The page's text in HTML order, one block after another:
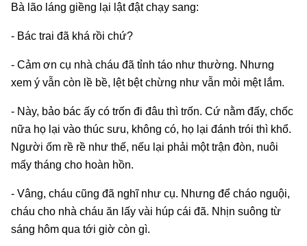
Bà lão láng giềng lại lật đật chạy sang:
- Bác trai đã khá rồi chứ?
- Cảm ơn cụ nhà cháu đã tỉnh táo như thường. Nhưng
xem ý vẫn còn lề bề, lệt bệt chừng như vẫn mỏi mệt lắm.
- Này, bảo bác ấy có trốn đi đâu thì trốn. Cứ nằm đấy, chốc
nữa họ lại vào thúc sưu, không có, họ lại đánh trói thì khổ.
Người ốm rề rề như thế, nếu lại phải một trận đòn, nuôi
mấy tháng cho hoàn hồn.
- Vâng, cháu cũng đã nghĩ như cụ. Nhưng để cháo nguội,
cháu cho nhà cháu ăn lấy vài húp cái đã. Nhịn suông từ
sáng hôm qua tới giờ còn gì.